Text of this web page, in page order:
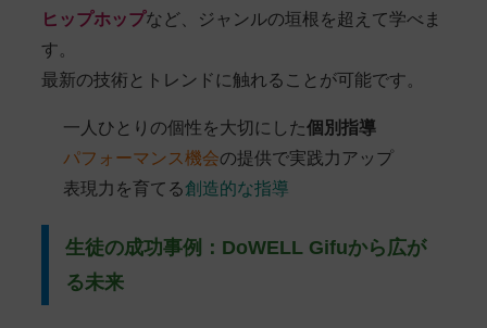
ヒップホップなど、ジャンルの垣根を超えて学べま
す。
最新の技術とトレンドに触れることが可能です。
一人ひとりの個性を大切にした個別指導
パフォーマンス機会の提供で実践力アップ
表現力を育てる創造的な指導
生徒の成功事例：DoWELL Gifuから広が
る未来